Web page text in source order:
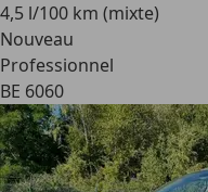
4,5 l/100 km (mixte)
Nouveau
Professionnel
BE 6060